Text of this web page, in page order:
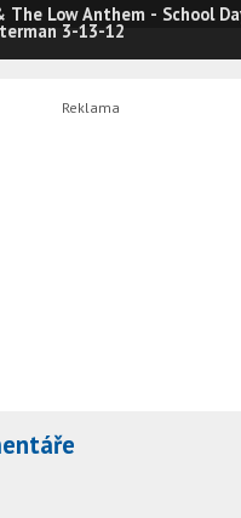
Low Anthem - School
3-13-12